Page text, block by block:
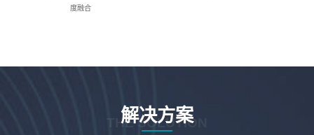
度融合
解决方案
THE SOLUTION